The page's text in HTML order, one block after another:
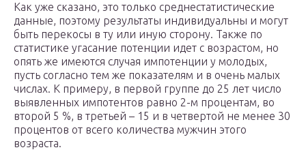
Как уже сказано, это только среднестатистические
данные, поэтому результаты индивидуальны и могут
быть перекосы в ту или иную сторону. Также по
статистике угасание потенции идет с возрастом, но
опять же имеются случая импотенции у молодых,
пусть согласно тем же показателям и в очень малых
числах. К примеру, в первой группе до 25 лет число
выявленных импотентов равно 2-м процентам, во
второй 5 %, в третьей – 15 и в четвертой не менее 30
процентов от всего количества мужчин этого
возраста.